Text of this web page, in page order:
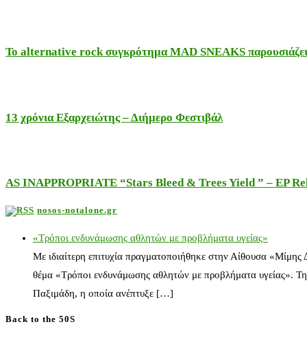
Το alternative rock συγκρότημα MAD SNEAKS
13 χρόνια Εξαρχειώτης – Διήμερο Φεστιβάλ
AS INAPPROPRIATE “Stars Bleed & Trees Yield ” – EP
nosos-notalone.gr
«Τρόποι ενδυνάμωσης αθλητών με προβλήματα υγείας»
Με ιδιαίτερη επιτυχία πραγματοποιήθηκε στην Αίθουσα
θέμα «Τρόποι ενδυνάμωσης αθλητών με προβλήματα υγείας».
Παξιμάδη, η οποία ανέπτυξε […]
Back to the 50S